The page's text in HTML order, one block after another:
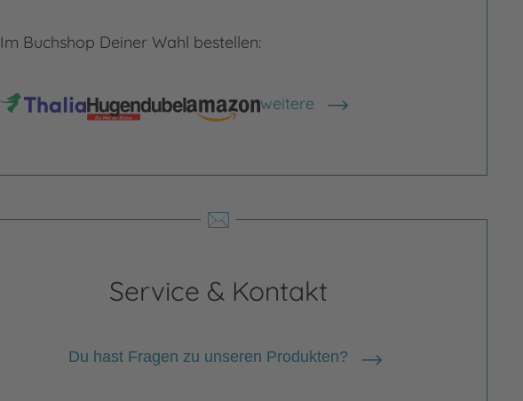
Im Buchshop Deiner Wahl bestellen:
weitere
Shops anzeigen
Service & Kontakt
Du hast Fragen zu unseren Produkten?